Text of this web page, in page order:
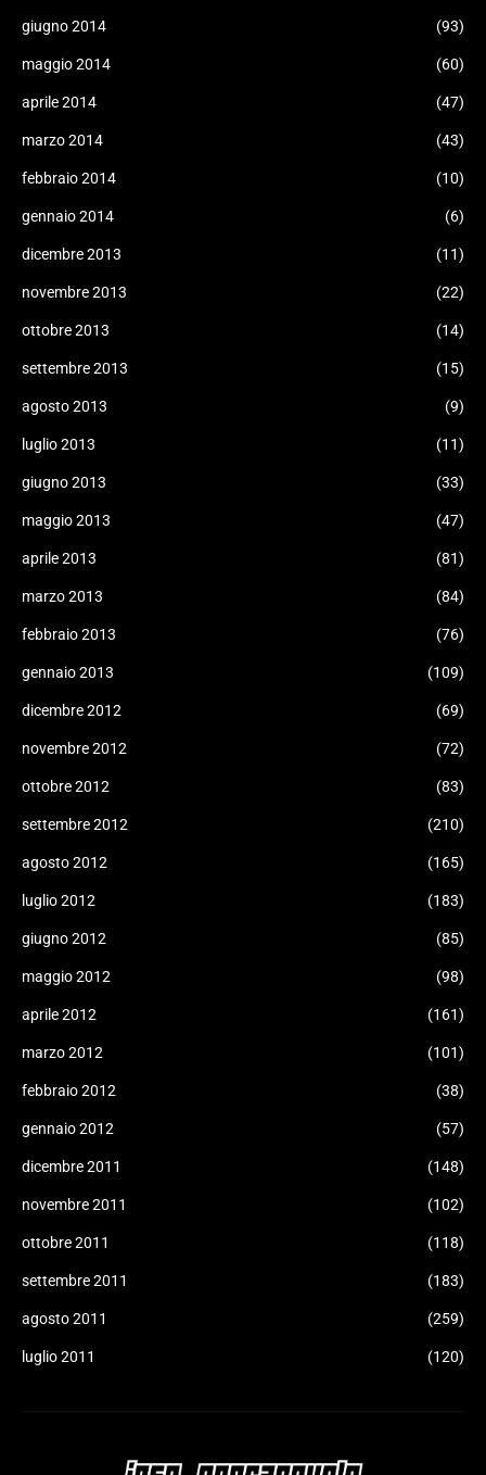
giugno 2014 (93)
maggio 2014 (60)
aprile 2014 (47)
marzo 2014 (43)
febbraio 2014 (10)
gennaio 2014 (6)
dicembre 2013 (11)
novembre 2013 (22)
ottobre 2013 (14)
settembre 2013 (15)
agosto 2013 (9)
luglio 2013 (11)
giugno 2013 (33)
maggio 2013 (47)
aprile 2013 (81)
marzo 2013 (84)
febbraio 2013 (76)
gennaio 2013 (109)
dicembre 2012 (69)
novembre 2012 (72)
ottobre 2012 (83)
settembre 2012 (210)
agosto 2012 (165)
luglio 2012 (183)
giugno 2012 (85)
maggio 2012 (98)
aprile 2012 (161)
marzo 2012 (101)
febbraio 2012 (38)
gennaio 2012 (57)
dicembre 2011 (148)
novembre 2011 (102)
ottobre 2011 (118)
settembre 2011 (183)
agosto 2011 (259)
luglio 2011 (120)